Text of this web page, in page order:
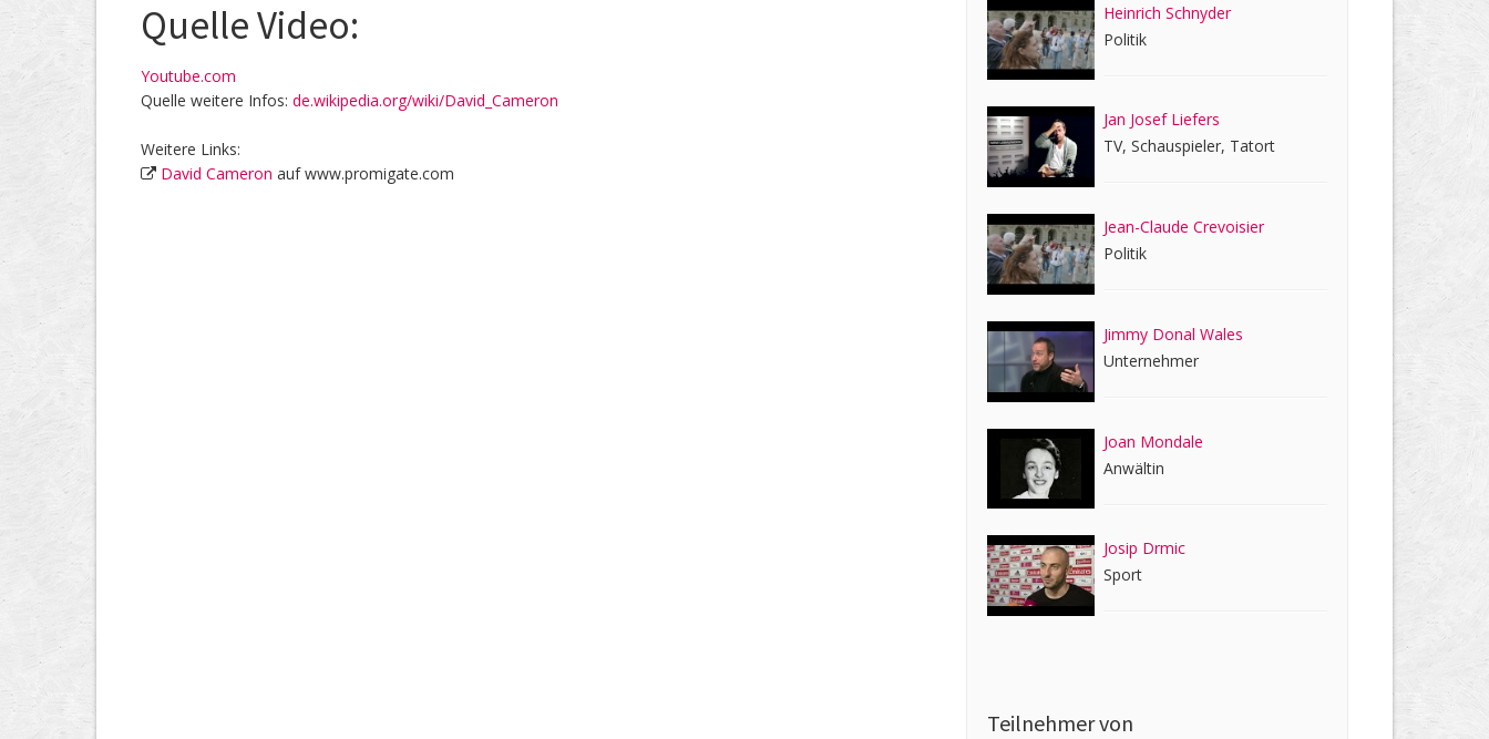
Quelle Video:
Youtube.com
Quelle weitere Infos: de.wikipedia.org/wiki/David_Cameron
Weitere Links:
David Cameron auf www.promigate.com
Heinrich Schnyder
Politik
Jan Josef Liefers
TV, Schauspieler, Tatort
Jean-Claude Crevoisier
Politik
Jimmy Donal Wales
Unternehmer
Joan Mondale
Anwältin
Josip Drmic
Sport
Teilnehmer von